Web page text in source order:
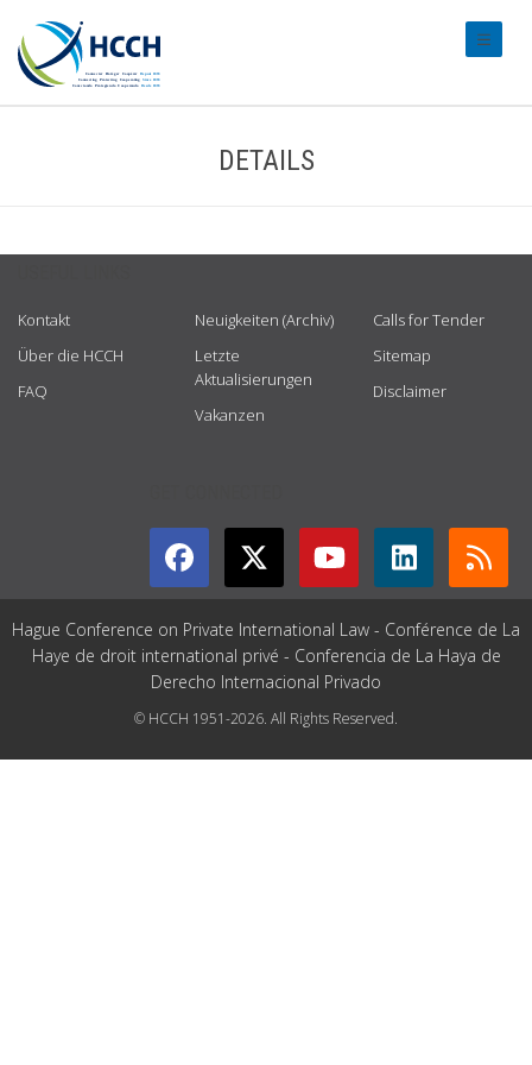
DETAILS
Kontakt
Über die HCCH
FAQ
Neuigkeiten (Archiv)
Letzte
Aktualisierungen
Vakanzen
Calls for Tender
Sitemap
Disclaimer
Hague Conference on Private International Law - Conférence de La
Haye de droit international privé - Conferencia de La Haya de
Derecho Internacional Privado
© HCCH 1951-2026. All Rights Reserved.